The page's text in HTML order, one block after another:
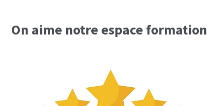
On aime notre espace formation